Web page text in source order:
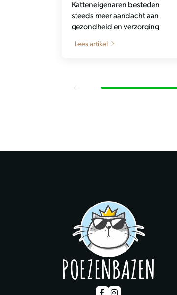
Katteneigenaren besteden
steeds meer aandacht aan
gezondheid en verzorging
Lees artikel